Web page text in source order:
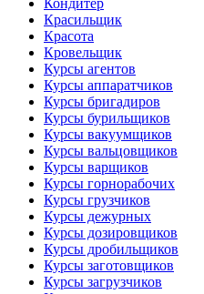
Кондитер
Красильщик
Красота
Кровельщик
Курсы агентов
Курсы аппаратчиков
Курсы бригадиров
Курсы бурильщиков
Курсы вакуумщиков
Курсы вальцовщиков
Курсы варщиков
Курсы горнорабочих
Курсы грузчиков
Курсы дежурных
Курсы дозировщиков
Курсы дробильщиков
Курсы заготовщиков
Курсы загрузчиков